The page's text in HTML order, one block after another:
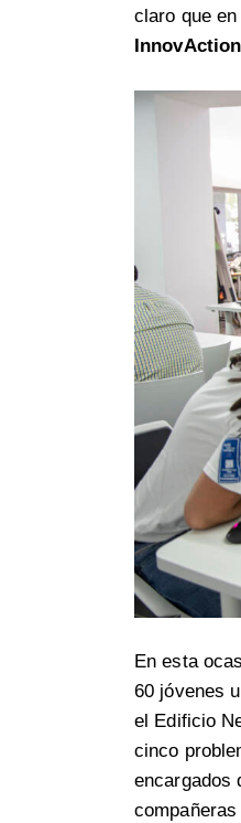
claro que
InnovAction
En esta
60 jóvenes
el Edificio
cinco
encargados